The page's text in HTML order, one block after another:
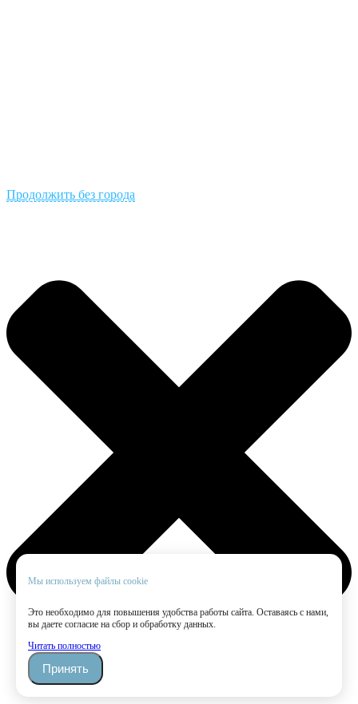
Мы используем файлы cookie
Это необходимо для повышения удобства работы сайта. Оставаясь с нами,
вы даете согласие на сбор и обработку данных.
Читать полностью
Принять
Продолжить без города